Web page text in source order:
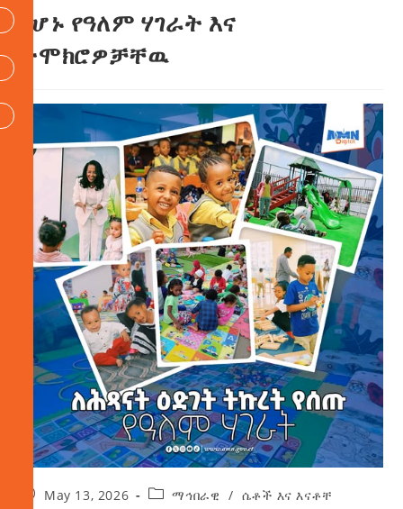
የሆኑ የዓለም ሃገራት እና
ተሞክሮዎቻቸዉ
May 13, 2026 ማኅበራዊ / ሴቶች እና እናቶቸ